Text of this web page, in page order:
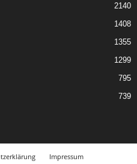
2140
1408
1355
1299
795
739
Impressum